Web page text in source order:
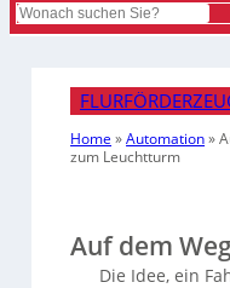
Search
Home »Automation»
zum Leuchtturm
Auf dem
Die Idee, ein